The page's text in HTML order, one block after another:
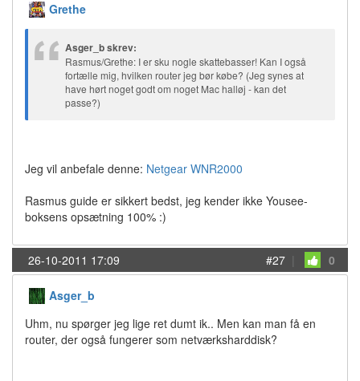
Grethe
Asger_b skrev:
Rasmus/Grethe: I er sku nogle skattebasser! Kan I også
fortælle mig, hvilken router jeg bør købe? (Jeg synes at
have hørt noget godt om noget Mac halløj - kan det
passe?)
Jeg vil anbefale denne: Netgear WNR2000
Rasmus guide er sikkert bedst, jeg kender ikke Yousee-
boksens opsætning 100% :)
26-10-2011 17:09 #27 | 0
Asger_b
Uhm, nu spørger jeg lige ret dumt ik.. Men kan man få en
router, der også fungerer som netværksharddisk?